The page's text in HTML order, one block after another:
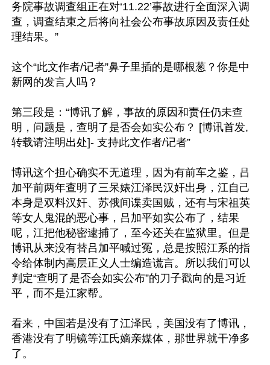
务院事故调查组正在对‘11.22’事故进行全面深入调
查，调查结束之后将向社会公布事故原因及责任处
理结果。”
这个“此文作者/记者”鼻子里插的是哪根葱？你是中
新网的发言人吗？
第三段是：“博讯了解，事故的原因和责任仍未查
明，问题是，查明了是否会如实公布？ [博讯首发,
转载请注明出处]- 支持此文作者/记者”
博讯这个担心确实不无道理，因为有前车之鉴，吕
加平前两年查明了三呆婊江泽民汉奸出身，江自己
本身是双料汉奸、苏俄间谍卖国贼，还有与宋祖英
等女人鬼混的恶心事，吕加平如实公布了，结果
呢，江把他秘密逮捕了，至今还关在监狱里。但是
博讯从来没有替吕加平喊过冤，总是按照江系的指
令给体制内高层正义人士编造谎言。所以我们可以
判定“查明了是否会如实公布”的刀子戳向的是习近
平，而不是江家帮。
看来，中国若是没有了江泽民，美国没有了博讯，
香港没有了明镜等江氏嫡亲媒体，那世界就干净多
了。